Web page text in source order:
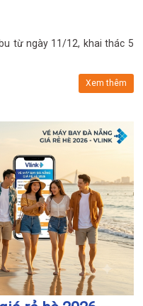
từ ngày 11/12, khai thác 5
Xem thêm